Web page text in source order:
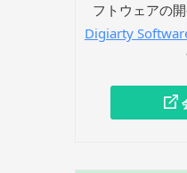
フトウェアの
Digiarty